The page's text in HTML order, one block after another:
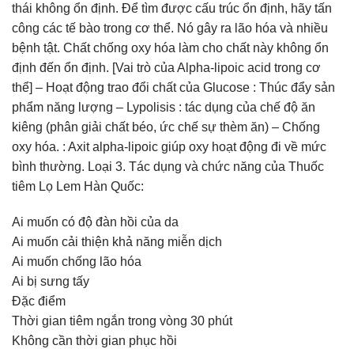
thái không ổn định. Để tìm được cấu trúc ổn định, hãy tấn
công các tế bào trong cơ thể. Nó gây ra lão hóa và nhiều
bệnh tật. Chất chống oxy hóa làm cho chất này không ổn
định đến ổn định. [Vai trò của Alpha-lipoic acid trong cơ
thể] – Hoạt động trao đổi chất của Glucose : Thúc đẩy sản
phẩm năng lượng – Lypolisis : tác dụng của chế độ ăn
kiêng (phân giải chất béo, ức chế sự thèm ăn) – Chống
oxy hóa. : Axit alpha-lipoic giúp oxy hoạt động đi về mức
bình thường. Loại 3. Tác dụng và chức năng của Thuốc
tiêm Lọ Lem Hàn Quốc:
Ai muốn có độ đàn hồi của da
Ai muốn cải thiện khả năng miễn dịch
Ai muốn chống lão hóa
Ai bị sưng tấy
Đặc điểm
Thời gian tiêm ngắn trong vòng 30 phút
Không cần thời gian phục hồi